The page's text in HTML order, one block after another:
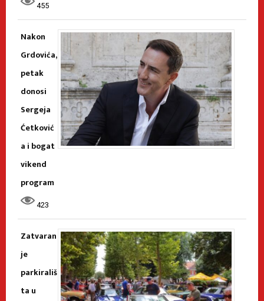
455
Nakon
Grdovića,
petak
donosi
Sergeja
Ćetković
a i bogat
vikend
program
423
Zatvaran
je
parkirališ
ta u